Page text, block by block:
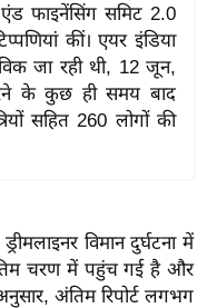
फाइनेंसिंग समिट 2.0
कीं। एयर इंडिया
जा रही थी, 12 जून,
के कुछ ही समय बाद
सहित 260 लोगों की
विमान दुर्घटना में
चरण में पहुंच गई है और
अंतिम रिपोर्ट लगभग